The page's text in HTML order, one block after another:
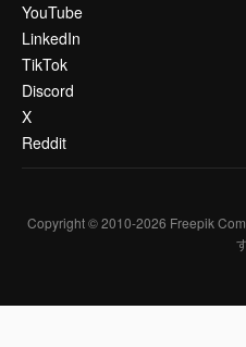
YouTube
LinkedIn
TikTok
Discord
X
Reddit
Copyright © 2010-2026 Freepik